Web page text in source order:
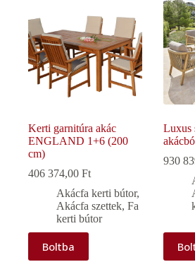
Kerti garnitúra akác
ENGLAND 1+6 (200
cm)
406 374,00 Ft
Akácfa kerti bútor,
Akácfa szettek, Fa
kerti bútor
Boltba
Luxus
930